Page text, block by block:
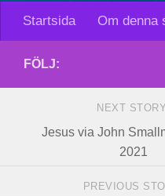
Startsida Om denna
FÖLJ:
NEXT STORY
Jesus via John
2021
PREVIOUS